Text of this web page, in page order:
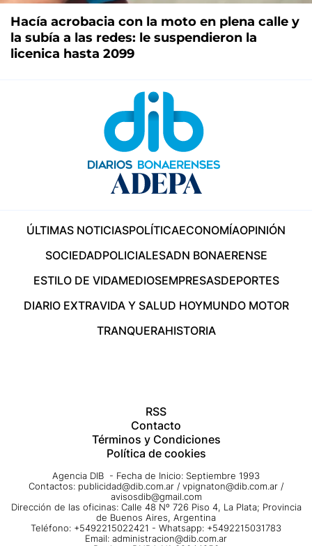
Hacía acrobacia con la moto en plena calle y
la subía a las redes: le suspendieron la
licenica hasta 2099
ÚLTIMAS NOTICIASPOLÍTICAECONOMÍAOPINIÓN
SOCIEDADPOLICIALESADN BONAERENSE
ESTILO DE VIDAMEDIOSEMPRESASDEPORTES
DIARIO EXTRAVIDA Y SALUD HOYMUNDO MOTOR
TRANQUERAHISTORIA
RSS
Contacto
Términos y Condiciones
Política de cookies
Agencia DIB - Fecha de Inicio: Septiembre 1993
Contactos: publicidad@dib.com.ar / vpignaton@dib.com.ar /
avisosdib@gmail.com
Dirección de las oficinas: Calle 48 Nº 726 Piso 4, La Plata; Provincia
de Buenos Aires, Argentina
Teléfono: +5492215022421 - Whatsapp: +5492215031783
Email: administracion@dib.com.ar